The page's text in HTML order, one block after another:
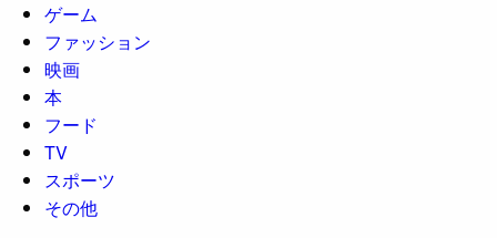
ゲーム
ファッション
映画
本
フード
TV
スポーツ
その他